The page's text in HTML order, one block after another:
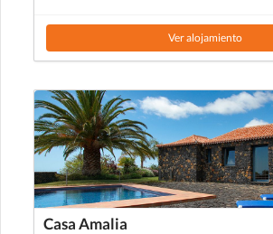
Ver alojamiento
Casa Amalia